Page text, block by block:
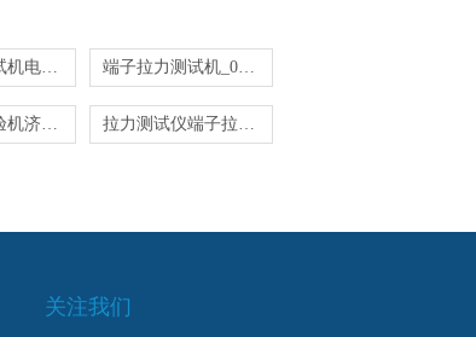
端子拉力测试机电线电缆 端子拉力测试机_0-1000N接线端子测力计
济南弹簧试验机济南弹簧试验机 拉力测试仪端子拉力测试仪电线厂
关注我们